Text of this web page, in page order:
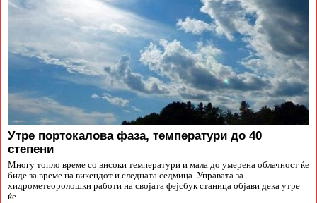
Утре портокалова фаза, температури до 40
степени
Многу топло време со високи температури и мала до умерена облачност ќе
биде за време на викендот и следната седмица. Управата за
хидрометеоролошки работи на својата фејсбук станица објави дека утре
ќе